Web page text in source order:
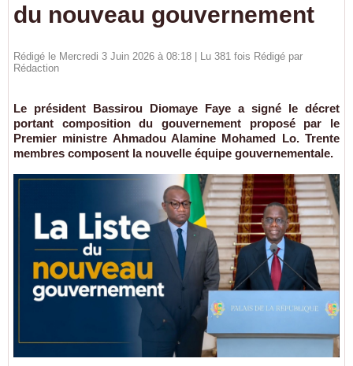
du nouveau gouvernement
Rédigé le Mercredi 3 Juin 2026 à 08:18 | Lu 381 fois Rédigé par
Rédaction
Le président Bassirou Diomaye Faye a signé le décret
portant composition du gouvernement proposé par le
Premier ministre Ahmadou Alamine Mohamed Lo. Trente
membres composent la nouvelle équipe gouvernementale.